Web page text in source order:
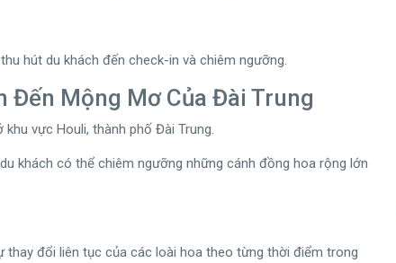
hút du khách đến check-in và chiêm ngưỡng.
Đến Mộng Mơ Của Đài Trung
vực Houli, thành phố Đài Trung.
khách có thể chiêm ngưỡng những cánh đồng hoa rộng lớn
thay đổi liên tục của các loài hoa theo từng thời điểm trong